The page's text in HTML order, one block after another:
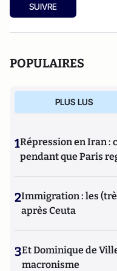
SUIVRE
POPULAIRES
PLUS LUS
1Répression en Iran :
pendant que Paris
2Immigration : les
après Ceuta
3Et Dominique de
macronisme